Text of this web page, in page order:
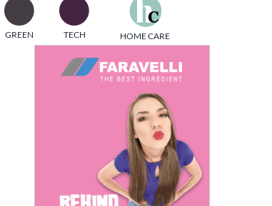
GREEN TECH HOME CARE